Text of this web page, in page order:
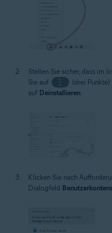
Stellen Sie sicher, dass im
Sie auf
⋮ (drei Punkte)
auf Deinstallieren
Klicken Sie nach
Dialogfeld